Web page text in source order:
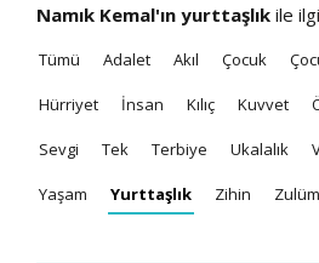
Namık Kemal'ın yurttaşlık ile
Tümü Adalet Akıl Çocuk
Hürriyet İnsan Kılıç Kuvvet
Sevgi Tek Terbiye Ukalalık
Yaşam Yurttaşlık Zihin Zulüm